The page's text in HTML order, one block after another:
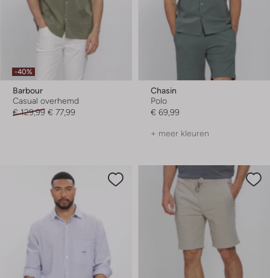
-40%
Barbour
Casual overhemd
€ 129,99 € 77,99
Chasin
Polo
€ 69,99
+ meer kleuren